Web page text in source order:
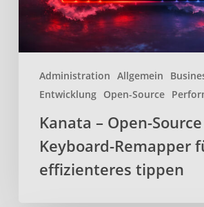
Administration Allgemein
Entwicklung Open-Source
effizienteres
tippen
Kanata – Open-Source
Keyboard-Remapper
effizienteres tippen